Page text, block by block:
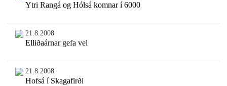
Ytri Rangá og Hólsá komnar í 6000
21.8.2008
Elliðaárnar gefa vel
21.8.2008
Hofsá í Skagafirði